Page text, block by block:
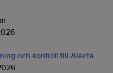
och kontroll till Alecta